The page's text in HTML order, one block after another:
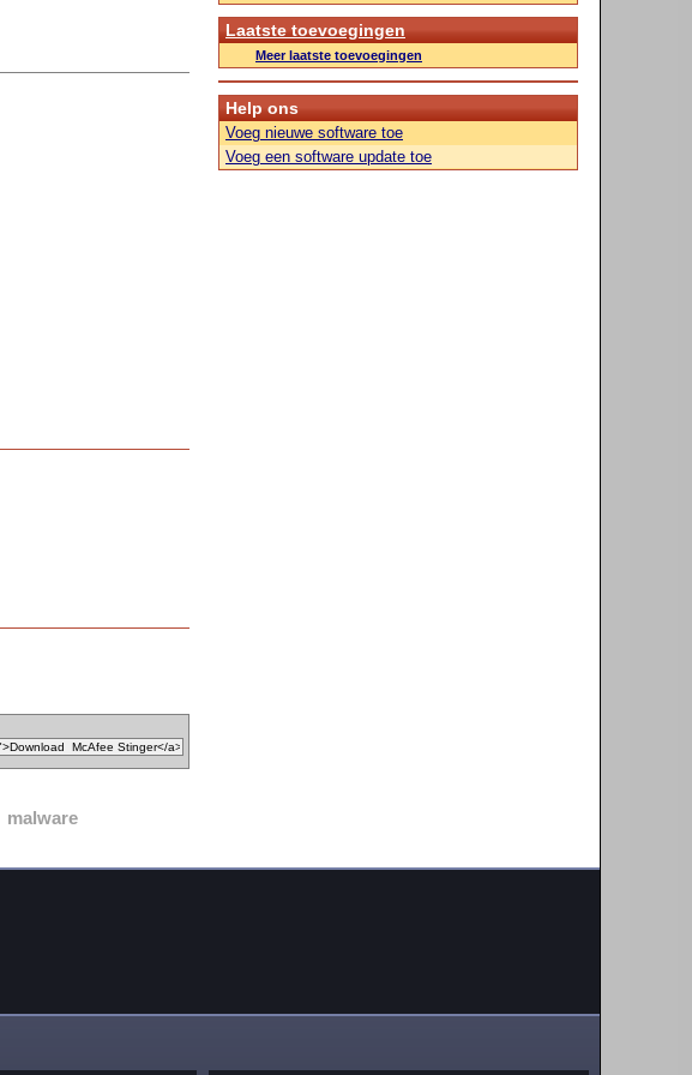
malware
Laatste toevoegingen
Meer laatste toevoegingen
Help ons
Voeg nieuwe software toe
Voeg een software update toe